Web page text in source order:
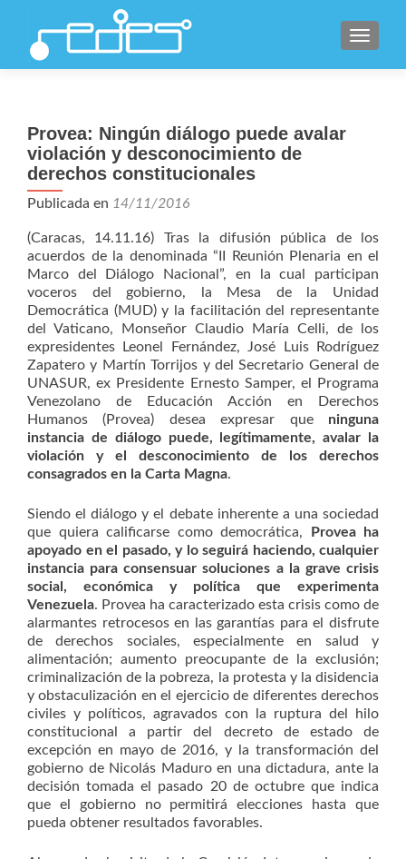
Provea: Ningún diálogo puede avalar
violación y desconocimiento de
derechos constitucionales
Publicada en 14/11/2016
(Caracas, 14.11.16) Tras la difusión pública de los
acuerdos de la denominada “II Reunión Plenaria en el
Marco del Diálogo Nacional”, en la cual participan
voceros del gobierno, la Mesa de la Unidad
Democrática (MUD) y la facilitación del representante
del Vaticano, Monseñor Claudio María Celli, de los
expresidentes Leonel Fernández, José Luis Rodríguez
Zapatero y Martín Torrijos y del Secretario General de
UNASUR, ex Presidente Ernesto Samper, el Programa
Venezolano de Educación Acción en Derechos
Humanos (Provea) desea expresar que ninguna
instancia de diálogo puede, legítimamente, avalar la
violación y el desconocimiento de los derechos
consagrados en la Carta Magna.
Siendo el diálogo y el debate inherente a una sociedad
que quiera calificarse como democrática,
Provea ha
apoyado en el pasado, y lo seguirá haciendo, cualquier
instancia para consensuar soluciones a la grave crisis
social, económica y política que experimenta
Venezuela. Provea ha caracterizado esta crisis como de
alarmantes retrocesos en las garantías para el disfrute
de derechos sociales, especialmente en salud y
alimentación; aumento preocupante de la exclusión;
criminalización de la pobreza, la protesta y la disidencia
y obstaculización en el ejercicio de diferentes derechos
civiles y políticos, agravados con la ruptura del hilo
constitucional a partir del decreto de estado de
excepción en mayo de 2016, y la transformación del
gobierno de Nicolás Maduro en una dictadura, ante la
decisión tomada el pasado 20 de octubre que indica
que el gobierno no permitirá elecciones hasta que
pueda obtener resultados favorables.